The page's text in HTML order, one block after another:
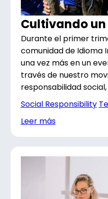
Cultivando
Durante el primer
comunidad de Idioma
una vez más en un
través de nuestro
responsabilidad social,
Social Responsibility
Leer más